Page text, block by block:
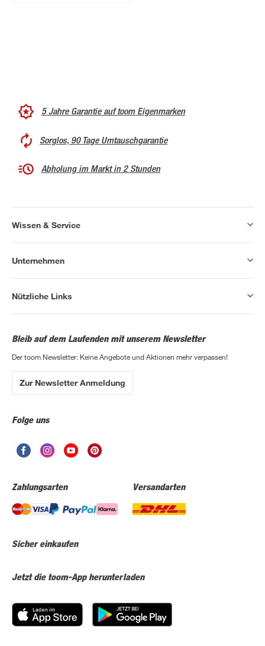
5 Jahre Garantie auf toom Eigenmarken
Sorglos, 90 Tage Umtauschgarantie
Abholung im Markt in 2 Stunden
Wissen & Service
Unternehmen
Nützliche Links
Bleib auf dem Laufenden mit unserem Newsletter
Der toom Newsletter: Keine Angebote und Aktionen mehr verpassen!
Zur Newsletter Anmeldung
Folge uns
Zahlungsarten Versandarten
Sicher einkaufen
Jetzt die toom-App herunterladen